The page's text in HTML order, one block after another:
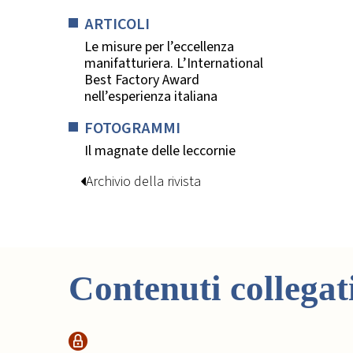
ARTICOLI
Le misure per l’eccellenza
manifatturiera. L’International
Best Factory Award
nell’esperienza italiana
FOTOGRAMMI
Il magnate delle leccornie
Archivio della rivista
Contenuti